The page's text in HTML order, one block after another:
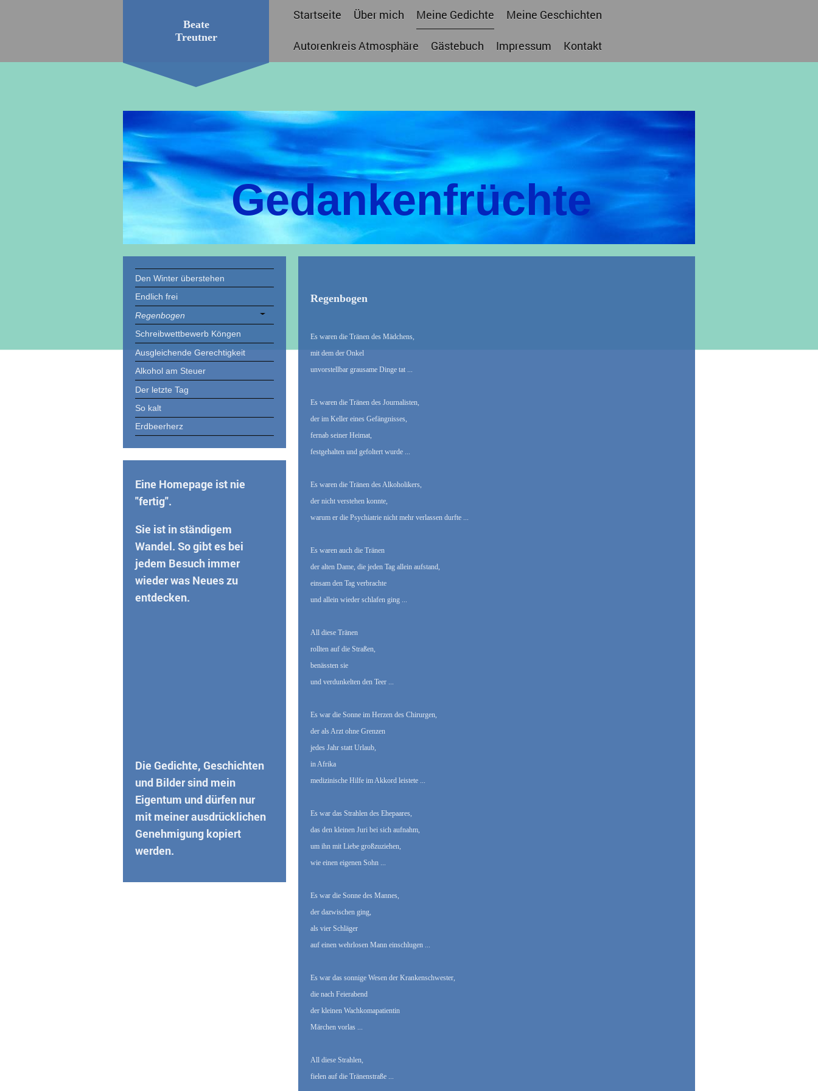
Startseite Über mich Meine Gedichte Meine Geschichten
Autorenkreis Atmosphäre Gästebuch Impressum Kontakt
Beate
Treutner
Gedankenfrüchte
Regenbogen
Es waren die Tränen des Mädchens,
mit dem der Onkel
unvorstellbar grausame Dinge tat ...
Es waren die Tränen des Journalisten,
der im Keller eines Gefängnisses,
fernab seiner Heimat,
festgehalten und gefoltert wurde ...
Es waren die Tränen des Alkoholikers,
der nicht verstehen konnte,
warum er die Psychiatrie nicht mehr verlassen durfte ...
Es waren auch die Tränen
der alten Dame, die jeden Tag allein aufstand,
einsam den Tag verbrachte
und allein wieder schlafen ging ...
All diese Tränen
rollten auf die Straßen,
benässten sie
und verdunkelten den Teer ...
Es war die Sonne im Herzen des Chirurgen,
der als Arzt ohne Grenzen
jedes Jahr statt Urlaub,
in Afrika
medizinische Hilfe im Akkord leistete ...
Es war das Strahlen des Ehepaares,
das den kleinen Juri bei sich aufnahm,
um ihn mit Liebe großzuziehen,
wie einen eigenen Sohn ...
Es war die Sonne des Mannes,
der dazwischen ging,
als vier Schläger
auf einen wehrlosen Mann einschlugen ...
Es war das sonnige Wesen der Krankenschwester,
die nach Feierabend
der kleinen Wachkomapatientin
Märchen vorlas ...
All diese Strahlen,
fielen auf die Tränenstraße ...
Den Winter überstehen
Endlich frei
Regenbogen
Schreibwettbewerb Köngen
Ausgleichende Gerechtigkeit
Alkohol am Steuer
Der letzte Tag
So kalt
Erdbeerherz
Eine Homepage ist nie
"fertig".
Sie ist in ständigem
Wandel. So gibt es bei
jedem Besuch immer
wieder was Neues zu
entdecken.
Die Gedichte, Geschichten
und Bilder sind mein
Eigentum und dürfen nur
mit meiner ausdrücklichen
Genehmigung kopiert
werden.